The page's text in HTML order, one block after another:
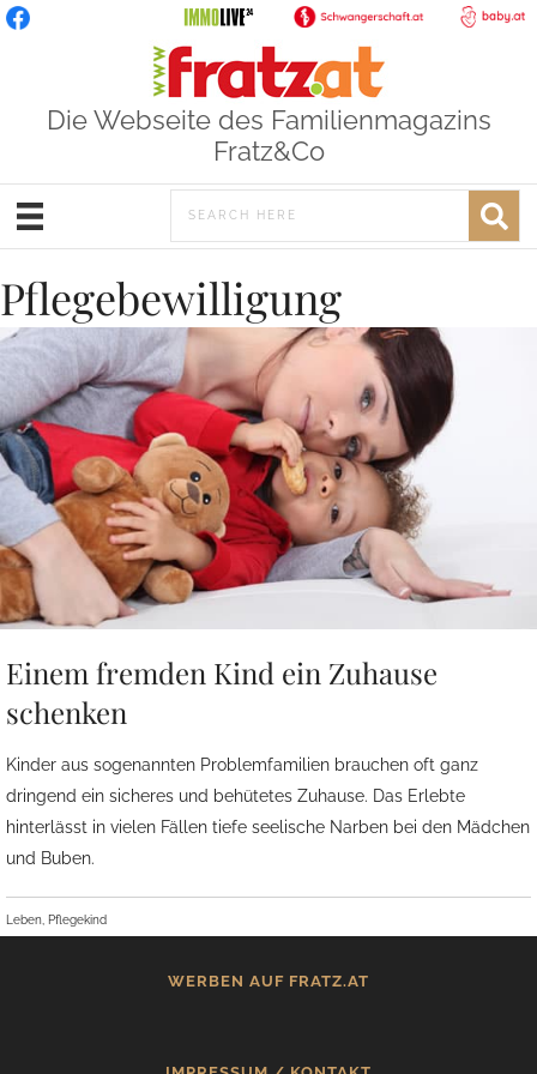
Die Webseite des Familienmagazins
Fratz&Co
Pflegebewilligung
Einem fremden Kind ein Zuhause
schenken
Kinder aus sogenannten Problemfamilien brauchen oft ganz
dringend ein sicheres und behütetes Zuhause. Das Erlebte
hinterlässt in vielen Fällen tiefe seelische Narben bei den Mädchen
und Buben.
Leben, Pflegekind
WERBEN AUF FRATZ.AT